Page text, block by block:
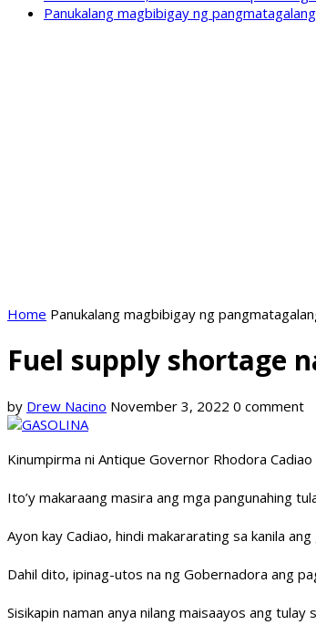
Panukalang magbibigay ng
Home Panukalang magbibigay ng
Fuel supply shortage
by Drew Nacino November 3, 2022 0 comment
Kinumpirma ni Antique Governor Rhodora
Ito’y makaraang masira ang mga pangunahing
Ayon kay Cadiao, hindi makararating sa kanila
Dahil dito, ipinag-utos na ng Gobernadora ang
Sisikapin naman anya nilang maisaayos ang tulay